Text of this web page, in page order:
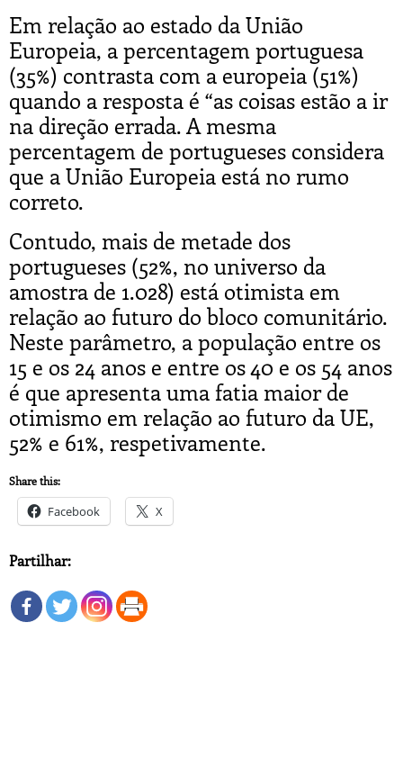
Em relação ao estado da União
Europeia, a percentagem portuguesa
(35%) contrasta com a europeia (51%)
quando a resposta é “as coisas estão a ir
na direção errada. A mesma
percentagem de portugueses considera
que a União Europeia está no rumo
correto.
Contudo, mais de metade dos
portugueses (52%, no universo da
amostra de 1.028) está otimista em
relação ao futuro do bloco comunitário.
Neste parâmetro, a população entre os
15 e os 24 anos e entre os 40 e os 54 anos
é que apresenta uma fatia maior de
otimismo em relação ao futuro da UE,
52% e 61%, respetivamente.
Share this:
Facebook X
Partilhar: